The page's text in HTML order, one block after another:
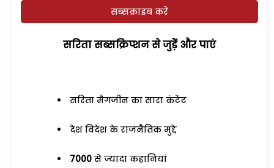
सब्सक्राइब करें
सरिता सब्सक्रिप्शन से जुड़ेें और पाएं
सरिता मैगजीन का सारा कंटेंट
देश विदेश के राजनैतिक मुद्दे
7000 से ज्यादा कहानियां